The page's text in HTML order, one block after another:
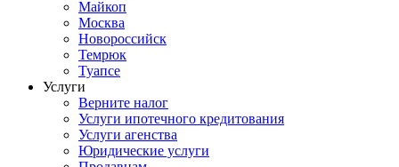
Майкоп
Москва
Новороссийск
Темрюк
Туапсе
Услуги
Верните налог
Услуги ипотечного кредитования
Услуги агенства
Юридические услуги